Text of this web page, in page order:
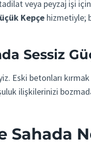
veya peyzaj işi
Kepçe hizmetiyle;
Sessiz
Eski betonları
ilişkilerinizi
Sahada